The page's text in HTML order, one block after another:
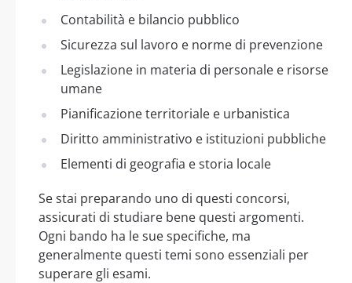
Contabilità e bilancio pubblico
Sicurezza sul lavoro e norme di prevenzione
Legislazione in materia di personale e risorse
umane
Pianificazione territoriale e urbanistica
Diritto amministrativo e istituzioni pubbliche
Elementi di geografia e storia locale
Se stai preparando uno di questi concorsi,
assicurati di studiare bene questi argomenti.
Ogni bando ha le sue specifiche, ma
generalmente questi temi sono essenziali per
superare gli esami.